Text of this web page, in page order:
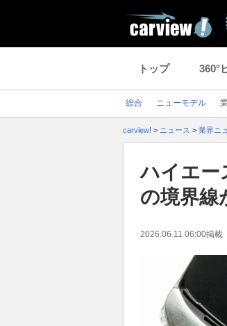
トップ 360°
総合 ニューモデル
carview! > ニュース > 業界ニ
ハイエー
の境界線
2026.06.11 06:00掲載